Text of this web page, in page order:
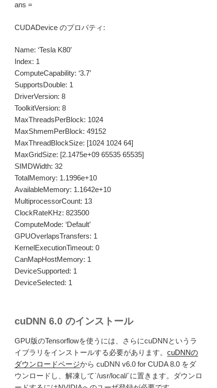
ans =
CUDADevice のプロパティ:
Name: ‘Tesla K80’
Index: 1
ComputeCapability: ‘3.7’
SupportsDouble: 1
DriverVersion: 8
ToolkitVersion: 8
MaxThreadsPerBlock: 1024
MaxShmemPerBlock: 49152
MaxThreadBlockSize: [1024 1024 64]
MaxGridSize: [2.1475e+09 65535 65535]
SIMDWidth: 32
TotalMemory: 1.1996e+10
AvailableMemory: 1.1642e+10
MultiprocessorCount: 13
ClockRateKHz: 823500
ComputeMode: ‘Default’
GPUOverlapsTransfers: 1
KernelExecutionTimeout: 0
CanMapHostMemory: 1
DeviceSupported: 1
DeviceSelected: 1
cuDNN 6.0 のインストール
GPU版のTensorflowを使うには、さらにcuDNNというラ
イブラリをインストールする必要があります。 cuDNNの
ダウンロードページから cuDNN v6.0 for CUDA 8.0 をダ
ウンロードし、解凍して`/usr/local/`に置きます。ダウンロ